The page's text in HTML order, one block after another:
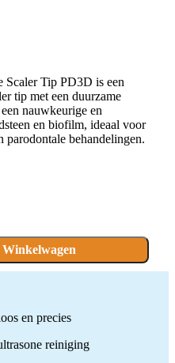
Scaler Tip PD3D is een
tip met een duurzame
nauwkeurige en
en biofilm, ideaal voor
parodontale behandelingen.
Winkelwagen
en precies
reiniging